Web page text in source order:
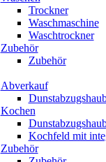
Trockner
Waschmaschine
Waschtrockner
Zubehör
Zubehör
Abverkauf
Kochen
Kochfeld mit
Zubehör